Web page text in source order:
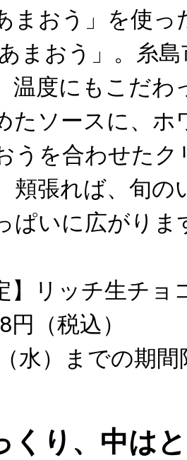
まおう」を使っ
まおう」。糸
温度にもこだわ
たソースに、
うを合わせた
頬張れば、旬の
ぱいに広がりま
】リッチ生チ
（税込）
水）までの期間
くり、中は